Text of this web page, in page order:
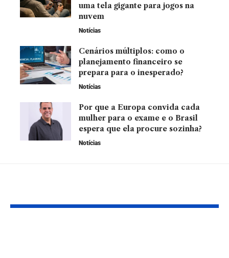
uma tela gigante para jogos na
nuvem
Notícias
Cenários múltiplos: como o
planejamento financeiro se
prepara para o inesperado?
Notícias
Por que a Europa convida cada
mulher para o exame e o Brasil
espera que ela procure sozinha?
Notícias